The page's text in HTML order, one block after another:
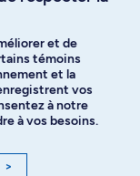
et de
témoins
et la
vos
à notre
à vos besoins.
>